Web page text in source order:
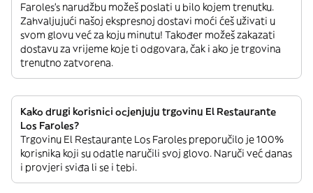
Faroles’s narudžbu možeš poslati u bilo kojem trenutku.
Zahvaljujući našoj ekspresnoj dostavi moći ćeš uživati u
svom glovu već za koju minutu! Također možeš zakazati
dostavu za vrijeme koje ti odgovara, čak i ako je trgovina
trenutno zatvorena.
Kako drugi korisnici ocjenjuju trgovinu El Restaurante
Los Faroles?
Trgovinu El Restaurante Los Faroles preporučilo je 100%
korisnika koji su odatle naručili svoj glovo. Naruči već danas
i provjeri sviđa li se i tebi.